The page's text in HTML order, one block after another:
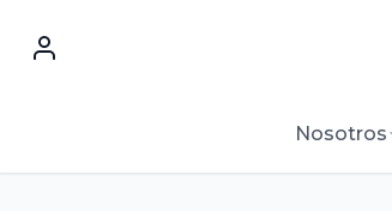
Nosotros